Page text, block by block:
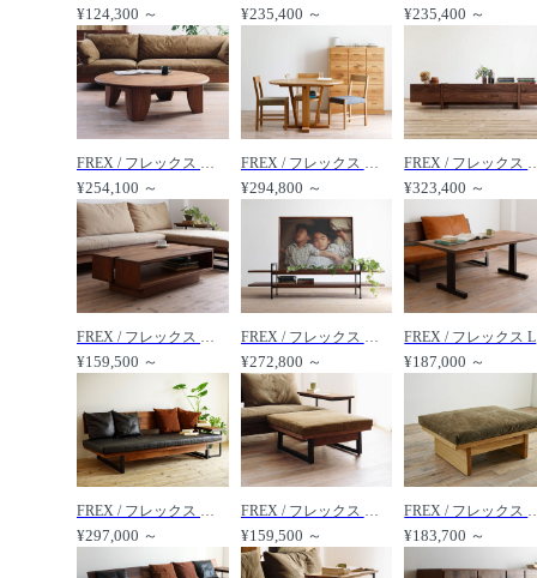
¥124,300 ～ ¥235,400 ～ ¥235,400 ～
FREX / フレックス サークルテーブル /
¥254,100 ～
FREX / フレックス サークルダイニングテーブル /
¥294,800 ～
FREX / フレック
¥323,400 ～
FREX / フレックス センターテーブル /
¥159,500 ～
FREX / フレックス センターボード /
¥272,800 ～ ¥187,000 ～
FREX / フレックス ソファ /
¥297,000 ～
FREX / フレックス オットマン 084 /
¥159,500 ～
FREX / フレックス
¥183,700 ～